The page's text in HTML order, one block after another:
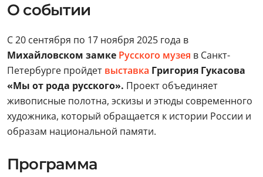
О событии
С 20 сентября по 17 ноября 2025 года в
Михайловском замке Русского музея в Санкт-
Петербурге пройдет выставка Григория Гукасова
«Мы от рода русского». Проект объединяет
живописные полотна, эскизы и этюды современного
художника, который обращается к истории России и
образам национальной памяти.
Программа